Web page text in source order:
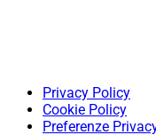
Privacy Policy
Cookie Policy
Preferenze